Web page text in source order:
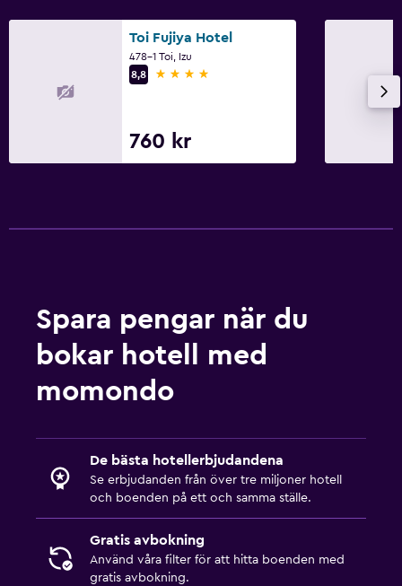
Toi Fujiya Hotel
478-1 Toi, Izu
8,8
4 stjärnor
760 kr
Spara pengar när du
bokar hotell med
momondo
De bästa hotellerbjudandena
Se erbjudanden från över tre miljoner hotell
och boenden på ett och samma ställe.
Gratis avbokning
Använd våra filter för att hitta boenden med
gratis avbokning.